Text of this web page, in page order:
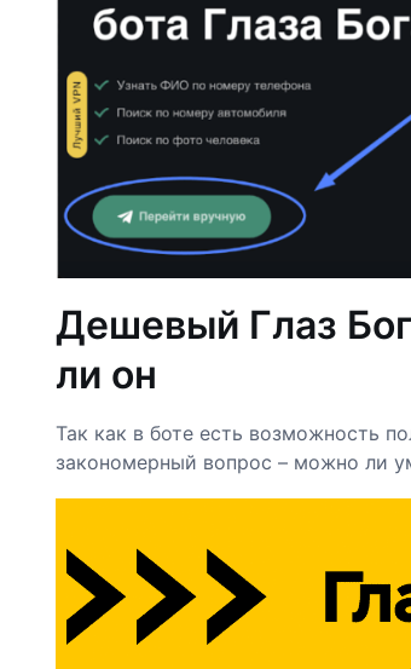
Дешевый Глаз
ли он
Так как в боте есть возможность
закономерный вопрос – можно ли